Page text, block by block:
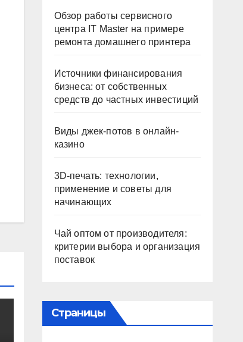
Обзор работы сервисного
центра IT Master на примере
ремонта домашнего принтера
Источники финансирования
бизнеса: от собственных
средств до частных инвестиций
Виды джек-потов в онлайн-
казино
3D-печать: технологии,
применение и советы для
начинающих
Чай оптом от производителя:
критерии выбора и организация
поставок
Страницы